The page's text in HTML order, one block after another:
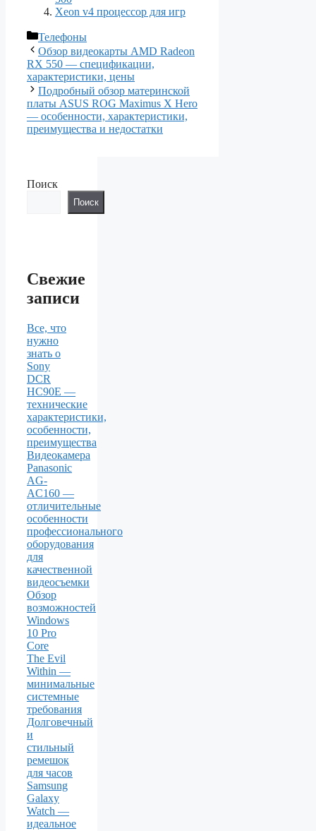
Xeon v4 процессор для игр
Рубрики
Телефоны
Обзор видеокарты AMD Radeon
RX 550 — спецификации,
характеристики, цены
Подробный обзор материнской
платы ASUS ROG Maximus X Hero
— особенности, характеристики,
преимущества и недостатки
Поиск
Поиск
Свежие
записи
Все, что
нужно
знать о
Sony
DCR
HC90E —
технические
характеристики,
особенности,
преимущества
Видеокамера
Panasonic
AG-
AC160 —
отличительные
особенности
профессионального
оборудования
для
качественной
видеосъемки
Обзор
возможностей
Windows
10 Pro
Core
The Evil
Within —
минимальные
системные
требования
Долговечный
и
стильный
ремешок
для часов
Samsung
Galaxy
Watch —
идеальное